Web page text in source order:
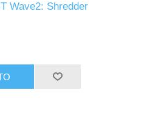
Wave2: Shredder